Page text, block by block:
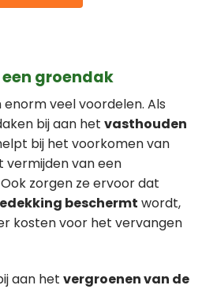
groendak
veel voordelen. Als
bij aan het vasthouden
bij het voorkomen van
van een
zorgen ze ervoor dat
beschermt wordt,
kosten voor het vervangen
aan het vergroenen van de